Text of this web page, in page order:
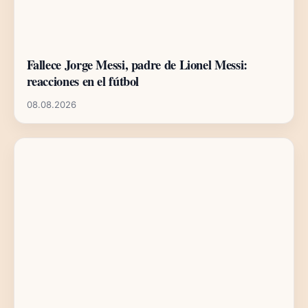
Fallece Jorge Messi, padre de Lionel Messi:
reacciones en el fútbol
08.08.2026